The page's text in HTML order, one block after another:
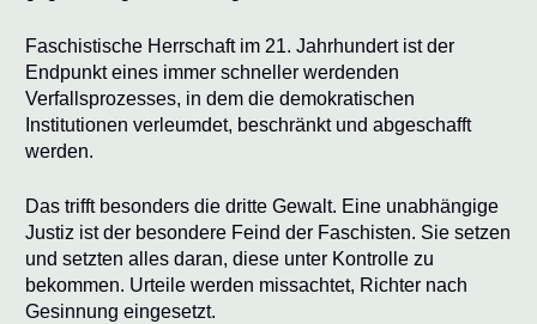
Faschistische Herrschaft im 21. Jahrhundert ist der
Endpunkt eines immer schneller werdenden
Verfallsprozesses, in dem die demokratischen
Institutionen verleumdet, beschränkt und abgeschafft
werden.
Das trifft besonders die dritte Gewalt. Eine unabhängige
Justiz ist der besondere Feind der Faschisten. Sie setzen
und setzten alles daran, diese unter Kontrolle zu
bekommen. Urteile werden missachtet, Richter nach
Gesinnung eingesetzt.